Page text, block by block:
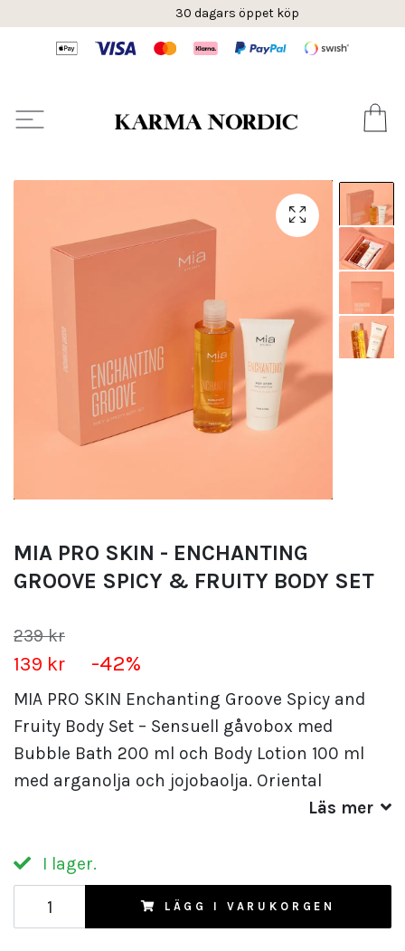
30 dagars öppet köp
MIA PRO SKIN - ENCHANTING
GROOVE SPICY & FRUITY BODY SET
239 kr
139 kr -42%
MIA PRO SKIN Enchanting Groove Spicy and
Fruity Body Set – Sensuell gåvobox med
Bubble Bath 200 ml och Body Lotion 100 ml
med arganolja och jojobaolja. Oriental
Läs mer
I lager.
LÄGG I VARUKORGEN